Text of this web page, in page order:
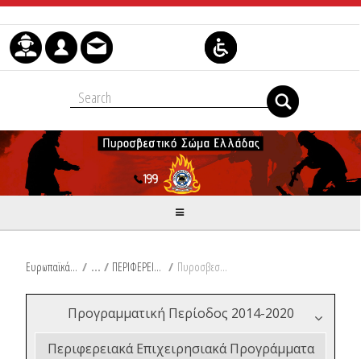
Skip to Content
Ευρωπαϊκά & Αναπτυξιακά Προγράμματα / ΠΕΡΙΦΕΡΕΙΑ ΘΕΣΣΑΛΙΑΣ / Πυροσβεστικός Εξοπλισμός για την Περιφέρεια Θεσσαλίας
Προγραμματική Περίοδος 2014-2020
Περιφερειακά Επιχειρησιακά Προγράμματα